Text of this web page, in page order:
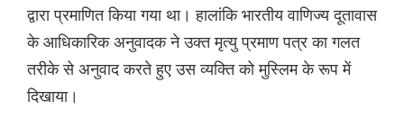
द्वारा प्रमाणित किया गया था। हालांकि भारतीय वाणिज्य दूतावास
के आधिकारिक अनुवादक ने उक्त मृत्यु प्रमाण पत्र का गलत
तरीके से अनुवाद करते हुए उस व्यक्ति को मुस्लिम के रूप में
दिखाया।